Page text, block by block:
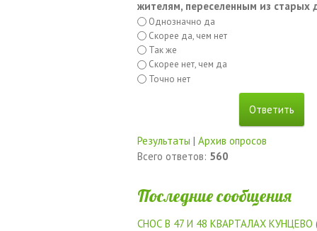
жителям, переселенным из старых
Однозначно да
Скорее да, чем нет
Так же
Скорее нет, чем да
Точно нет
Результаты | Архив опросов
Всего ответов: 560
Последние сообщения
СНОС В 47 И 48 КВАРТАЛАХ КУНЦЕВО